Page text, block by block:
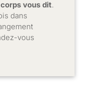
vous dit.
dans
vous